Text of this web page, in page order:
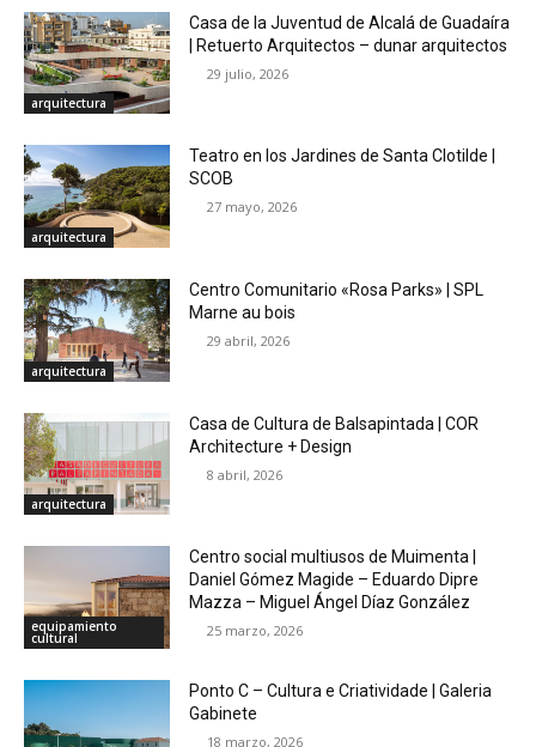
arquitectura
Casa de la Juventud de Alcalá de Guadaíra
| Retuerto Arquitectos – dunar arquitectos
29 julio, 2026
arquitectura
Teatro en los Jardines de Santa Clotilde |
SCOB
27 mayo, 2026
arquitectura
Centro Comunitario «Rosa Parks» | SPL
Marne au bois
29 abril, 2026
arquitectura
Casa de Cultura de Balsapintada | COR
Architecture + Design
8 abril, 2026
equipamiento
cultural
Centro social multiusos de Muimenta |
Daniel Gómez Magide – Eduardo Dipre
Mazza – Miguel Ángel Díaz González
25 marzo, 2026
Ponto C – Cultura e Criatividade | Galeria
Gabinete
18 marzo, 2026